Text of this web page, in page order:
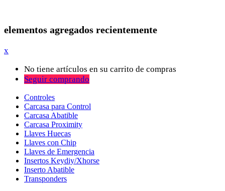
elementos agregados recientemente
x
No tiene artículos en su carrito de compras
Seguir comprando
Controles
Carcasa para Control
Carcasa Abatible
Carcasa Proximity
Llaves Huecas
Llaves con Chip
Llaves de Emergencia
Insertos Keydiy/Xhorse
Inserto Abatible
Transponders